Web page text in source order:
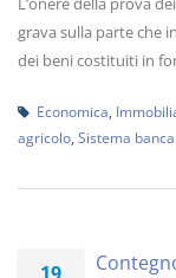
grava sulla parte che
dei beni costituiti in
Economica
agricolo Sistema